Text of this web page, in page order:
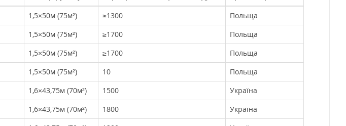
1,5×50м (75м²) ≥1300
Польща
1,5×50м (75м²) ≥1700
Польща
1,5×50м (75м²) ≥1700
Польща
1,5×50м (75м²) 10
Польща
1,6×43,75м (70м²) 1500
Україна
1,6×43,75м (70м²) 1800
Україна